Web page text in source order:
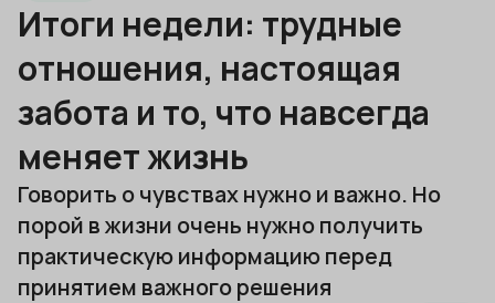
Итоги недели: трудные
отношения, настоящая
забота и то, что навсегда
меняет жизнь
Говорить о чувствах нужно и важно. Но
порой в жизни очень нужно получить
практическую информацию перед
принятием важного решения